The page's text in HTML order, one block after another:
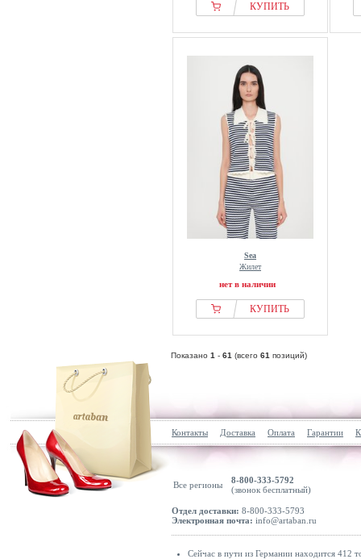
КУПИТЬ
Sea
Жилет
нет в наличии
КУПИТЬ
Показано 1 - 61 (всего 61 позиций)
Контакты Доставка Оплата Гарантии
Все регионы
8-800-333-5792
(звонок бесплатный)
Отдел доставки: 8-800-333-5793
Электронная почта: info@artaban.ru
Сейчас в пути из Германии находится 412